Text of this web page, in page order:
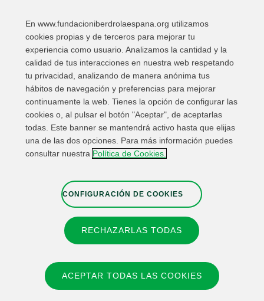
Next »
Enlaces de interés Contacta
Mapa Web
Información Legal
Política de privacidad
© 2026 Fundación IBERDROLA Spain. All rights reserved.
En www.fundacioniberdrolaespana.org utilizamos
cookies propias y de terceros para mejorar tu
experiencia como usuario. Analizamos la cantidad y la
calidad de tus interacciones en nuestra web respetando
tu privacidad, analizando de manera anónima tus
hábitos de navegación y preferencias para mejorar
continuamente la web. Tienes la opción de configurar las
cookies o, al pulsar el botón "Aceptar", de aceptarlas
todas. Este banner se mantendrá activo hasta que elijas
una de las dos opciones. Para más información puedes
consultar nuestra Política de Cookies.
CONFIGURACIÓN DE COOKIES
RECHAZARLAS TODAS
ACEPTAR TODAS LAS COOKIES